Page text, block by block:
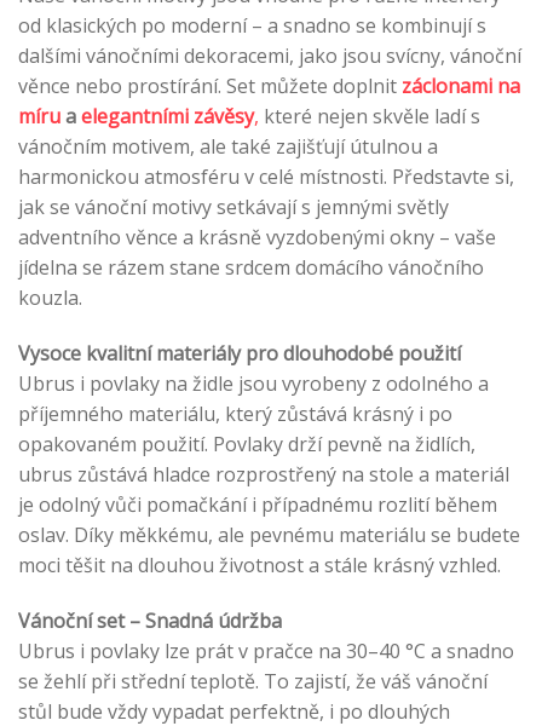
od klasických po moderní – a snadno se kombinují s
dalšími vánočními dekoracemi, jako jsou svícny, vánoční
věnce nebo prostírání. Set můžete doplnit záclonami na
míruaelegantními závěsy, které nejen skvěle ladí s
vánočním motivem, ale také zajišťují útulnou a
harmonickou atmosféru v celé místnosti. Představte si,
jak se vánoční motivy setkávají s jemnými světly
adventního věnce a krásně vyzdobenými okny – vaše
jídelna se rázem stane srdcem domácího vánočního
kouzla.
Vysoce kvalitní materiály pro dlouhodobé použití
Ubrus i povlaky na židle jsou vyrobeny z odolného a
příjemného materiálu, který zůstává krásný i po
opakovaném použití. Povlaky drží pevně na židlích,
ubrus zůstává hladce rozprostřený na stole a materiál
je odolný vůči pomačkání i případnému rozlití během
oslav. Díky měkkému, ale pevnému materiálu se budete
moci těšit na dlouhou životnost a stále krásný vzhled.
Vánoční set – Snadná údržba
Ubrus i povlaky lze prát v pračce na 30–40 °C a snadno
se žehlí při střední teplotě. To zajistí, že váš vánoční
stůl bude vždy vypadat perfektně, i po dlouhých